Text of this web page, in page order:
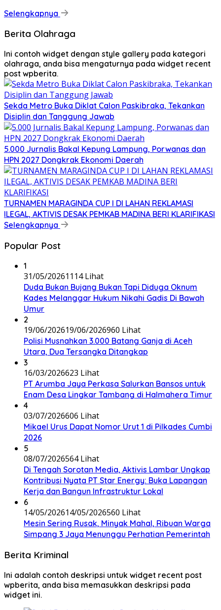
Selengkapnya
Berita Olahraga
Ini contoh widget dengan style gallery pada kategori
olahraga, anda bisa mengaturnya pada widget recent
post wpberita.
Sekda Metro Buka Diklat Calon Paskibraka, Tekankan
Disiplin dan Tanggung Jawab
5.000 Jurnalis Bakal Kepung Lampung, Porwanas dan
HPN 2027 Dongkrak Ekonomi Daerah
TURNAMEN MARAGINDA CUP I DI LAHAN REKLAMASI
ILEGAL, AKTIVIS DESAK PEMKAB MADINA BERI KLARIFIKASI
Selengkapnya
Popular Post
1
31/05/20261114 Lihat
Duda Bukan Bujang Bukan Tapi Diduga Oknum
Kades Melanggar Hukum Nikahi Gadis Di Bawah
Umur
2
19/06/202619/06/2026960 Lihat
Polisi Musnahkan 3.000 Batang Ganja di Aceh
Utara, Dua Tersangka Ditangkap
3
16/03/2026623 Lihat
PT Arumba Jaya Perkasa Salurkan Bansos untuk
Enam Desa Lingkar Tambang di Halmahera Timur
4
03/07/2026606 Lihat
Mikael Urus Dapat Nomor Urut 1 di Pilkades Cumbi
2026
5
08/07/2026564 Lihat
Di Tengah Sorotan Media, Aktivis Lambar Ungkap
Kontribusi Nyata PT Star Energy: Buka Lapangan
Kerja dan Bangun Infrastruktur Lokal
6
14/05/202614/05/2026560 Lihat
Mesin Sering Rusak, Minyak Mahal, Ribuan Warga
Simpang 3 Jaya Menunggu Perhatian Pemerintah
Berita Kriminal
Ini adalah contoh deskripsi untuk widget recent post
wpberita, anda bisa memasukkan deskripsi pada
widget ini.